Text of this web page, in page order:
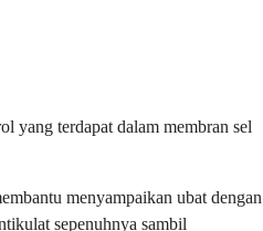
yang terdapat dalam membran sel
menyampaikan ubat dengan
sepenuhnya sambil